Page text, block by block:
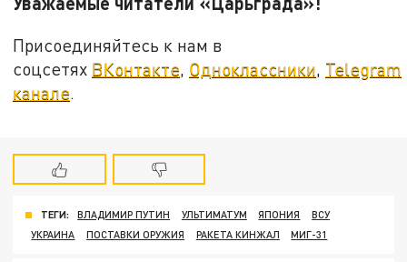
Присоединяйтесь к нам в
соцсетях ВКонтакте, Одноклассники, Telegram
канале.
ТЕГИ: ВЛАДИМИР ПУТИН УЛЬТИМАТУМ ЯПОНИЯ
ВСУ
УКРАИНА
ПОСТАВКИ ОРУЖИЯ РАКЕТА КИНЖАЛ МИГ-31